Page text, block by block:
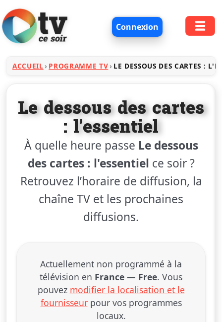
Connexion
ACCUEIL PROGRAMME TV LE DESSOUS DES CARTES :
Le dessous des cartes
: l'essentiel
À quelle heure passe Le dessous
des cartes : l'essentiel ce soir ?
Retrouvez l’horaire de diffusion, la
chaîne TV et les prochaines
diffusions.
Actuellement non programmé à la
télévision en France — Free. Vous
pouvez modifier la localisation et le
fournisseurpour vos programmes
locaux.